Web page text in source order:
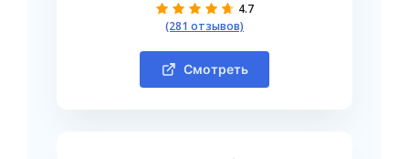
4.7
(281 отзывов)
Смотреть